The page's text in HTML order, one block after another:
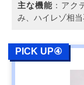
主な機能：アク
み、ハイレゾ相
PICK UP④